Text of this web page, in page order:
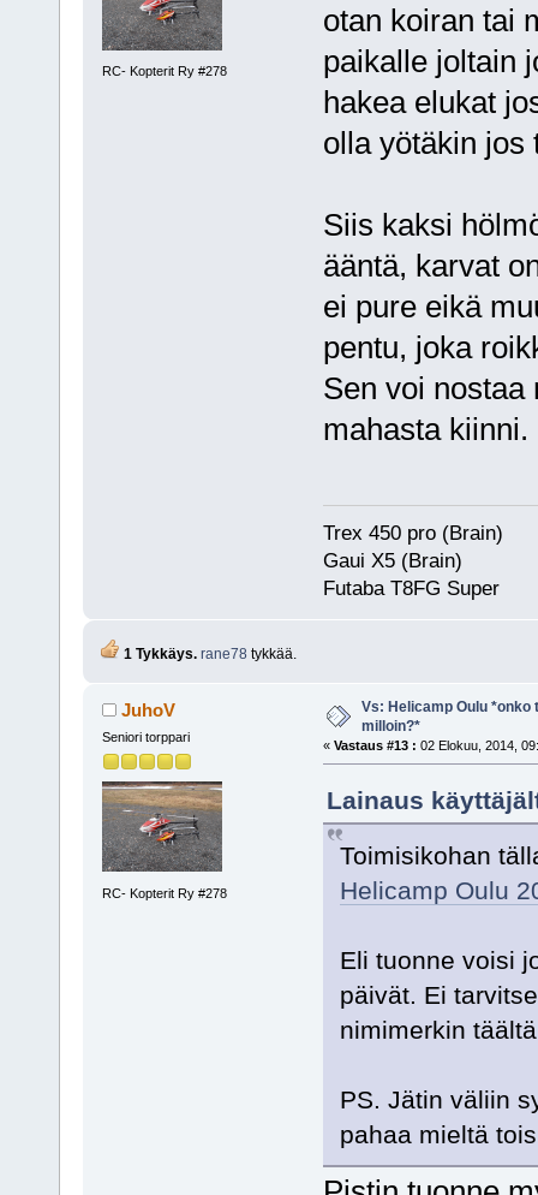
RC- Kopterit Ry #278
otan koiran tai
paikalle joltain
hakea elukat
olla yötäkin jos
Siis kaksi
ääntä, karvat
ei pure eikä
pentu, joka
Sen voi nostaa
mahasta
Trex 450 pro (Brain)
Gaui X5 (Brain)
Futaba T8FG Super
1 Tykkäys. rane78 tykkää.
JuhoV
Seniori torppari
RC- Kopterit Ry #278
Vs: Helicamp Oulu *onko
milloin?*
« Vastaus #13 : 02 Elokuu, 2014,
Lainaus
Toimisikohan
Helicamp Oulu
Eli tuonne voisi
päivät. Ei
nimimerkin
PS. Jätin väliin
pahaa mieltä